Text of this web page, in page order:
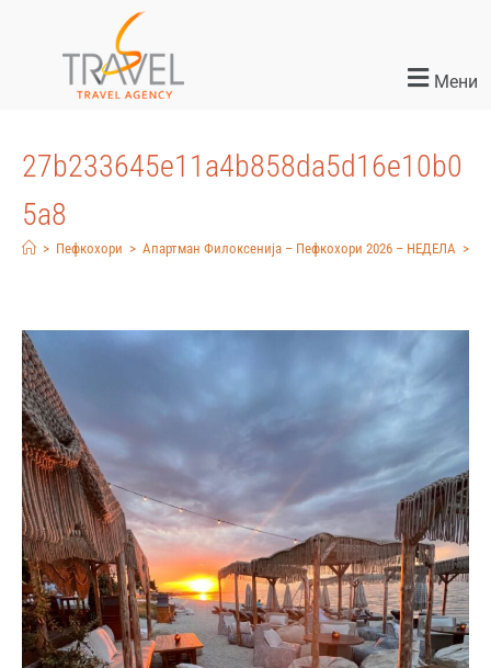
Мени
27b233645e11a4b858da5d16e10b0
5a8
> Пефкохори > Апартман Филоксенија – Пефкохори 2026 – НЕДЕЛА >